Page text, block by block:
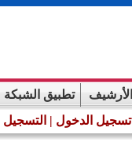
الأرشيف تطبيق الشبكة
تسجيل الدخول | التسجيل